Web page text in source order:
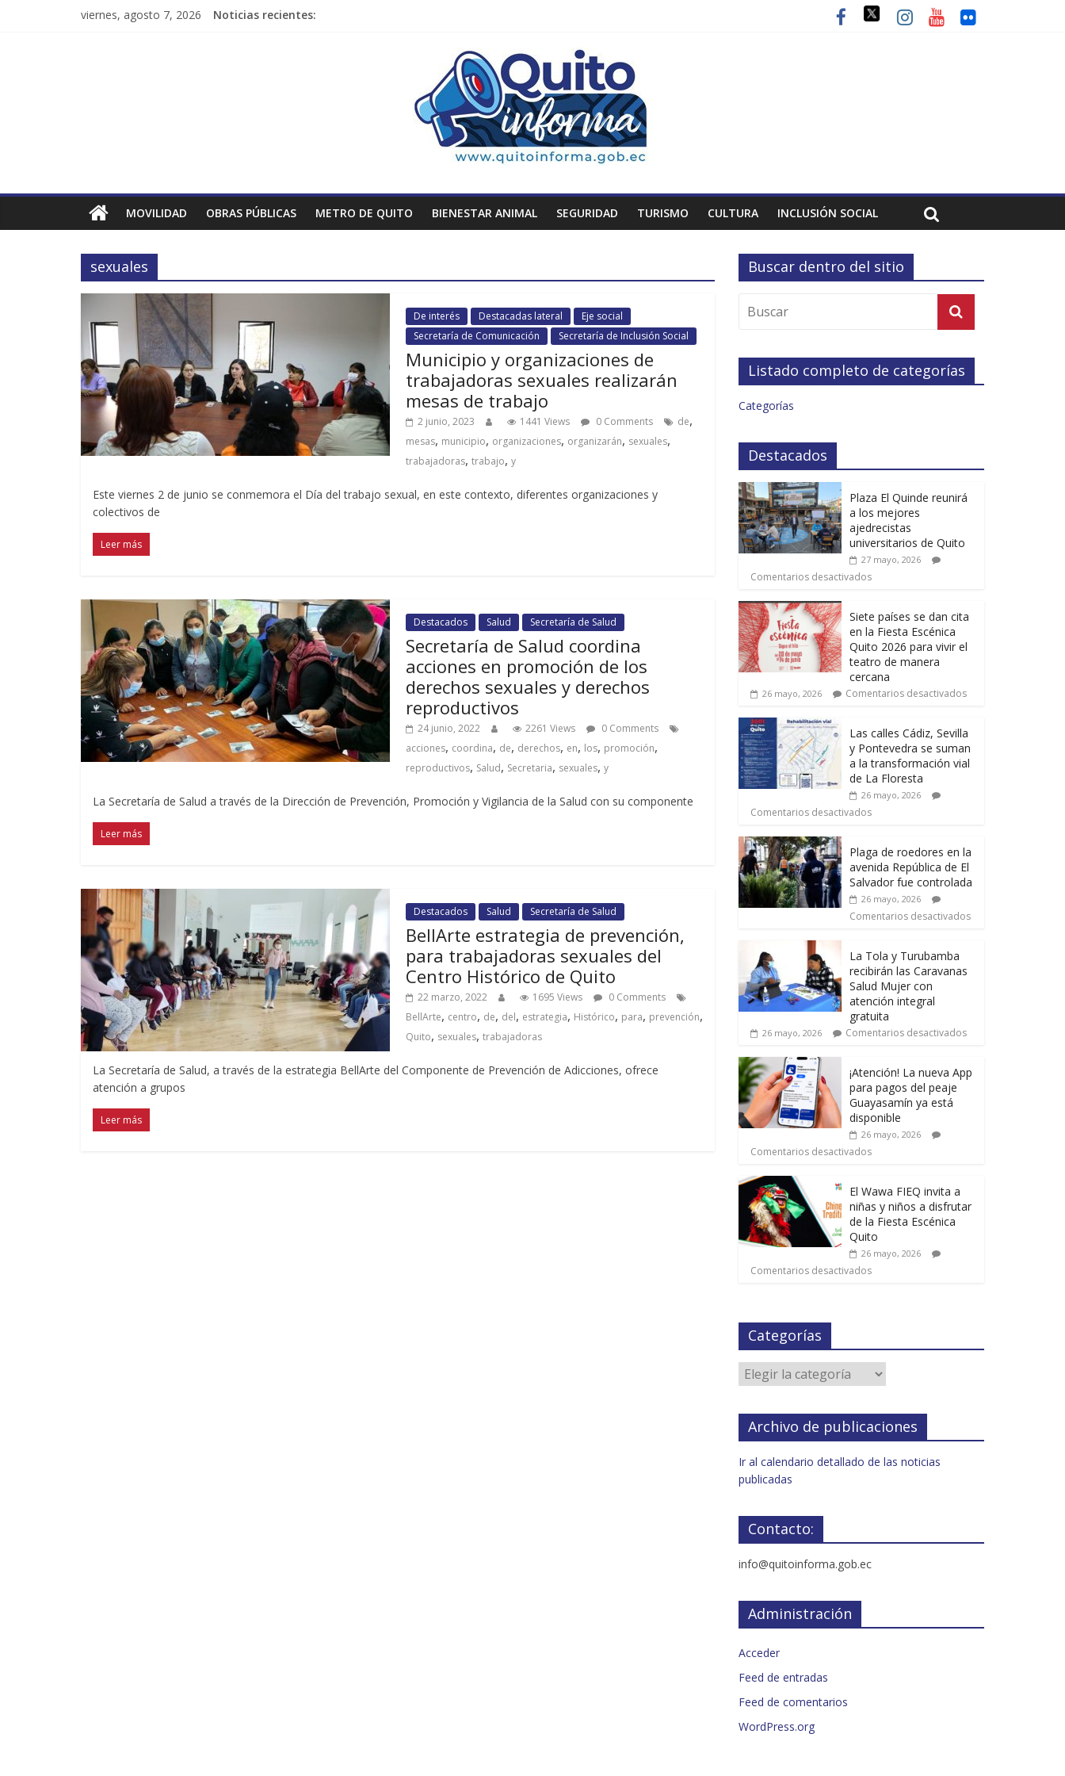
viernes, agosto 7, 2026 Noticias recientes:
MOVILIDAD OBRAS PÚBLICAS METRO DE QUITO BIENESTAR ANIMAL SEGURIDAD TURISMO CULTURA INCLUSIÓN SOCIAL
sexuales
De interés Destacadas lateral
Eje social
Secretaría de Comunicación
Secretaría de Inclusión Social
Municipio y organizaciones de
trabajadoras sexuales realizarán
mesas de trabajo
2 junio, 2023 1441 Views 0 Comments de,
mesas, municipio, organizaciones, organizarán, sexuales,
trabajadoras, trabajo, y
Este viernes 2 de junio se conmemora el Día del trabajo sexual, en este contexto, diferentes organizaciones y
colectivos de
Leer más
Destacados Salud Secretaría de Salud
Secretaría de Salud coordina
acciones en promoción de los
derechos sexuales y derechos
reproductivos
24 junio, 2022 2261 Views
0 Comments
acciones, coordina, de, derechos, en, los, promoción,
reproductivos, Salud, Secretaria, sexuales, y
La Secretaría de Salud a través de la Dirección de Prevención, Promoción y Vigilancia de la Salud con su componente
Leer más
Destacados Salud Secretaría de Salud
BellArte estrategia de prevención,
para trabajadoras sexuales del
Centro Histórico de Quito
22 marzo, 2022 1695 Views
0 Comments
BellArte, centro, de, del, estrategia, Histórico, para, prevención,
Quito, sexuales, trabajadoras
La Secretaría de Salud, a través de la estrategia BellArte del Componente de Prevención de Adicciones, ofrece
atención a grupos
Leer más
Buscar dentro del sitio
Listado completo de categorías
Categorías
Destacados
Plaza El Quinde reunirá
a los mejores
ajedrecistas
universitarios de Quito
27 mayo, 2026
Comentarios desactivados
Siete países se dan cita
en la Fiesta Escénica
Quito 2026 para vivir el
teatro de manera
cercana
26 mayo, 2026 Comentarios desactivados
Las calles Cádiz, Sevilla
y Pontevedra se suman
a la transformación vial
de La Floresta
26 mayo, 2026
Comentarios desactivados
Plaga de roedores en la
avenida República de El
Salvador fue controlada
26 mayo, 2026
Comentarios desactivados
La Tola y Turubamba
recibirán las Caravanas
Salud Mujer con
atención integral
gratuita
26 mayo, 2026 Comentarios desactivados
¡Atención! La nueva App
para pagos del peaje
Guayasamín ya está
disponible
26 mayo, 2026
Comentarios desactivados
El Wawa FIEQ invita a
niñas y niños a disfrutar
de la Fiesta Escénica
Quito
26 mayo, 2026
Comentarios desactivados
Categorías
Archivo de publicaciones
Ir al calendario detallado de las noticias
publicadas
Contacto:
info@quitoinforma.gob.ec
Administración
Acceder
Feed de entradas
Feed de comentarios
WordPress.org